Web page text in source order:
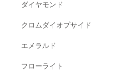
ダイヤモンド
クロムダイオプサイド
エメラルド
フローライト